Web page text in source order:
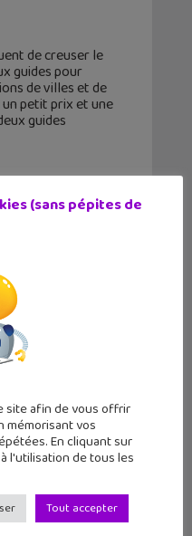
de creuser le
guides pour
de villes et de
petit prix et une
guides
une ado avait
Shoah ?
aux plus
(sans pépites de
site afin de vous offrir
mémorisant vos
En cliquant sur
l'utilisation de tous les
Tout accepter